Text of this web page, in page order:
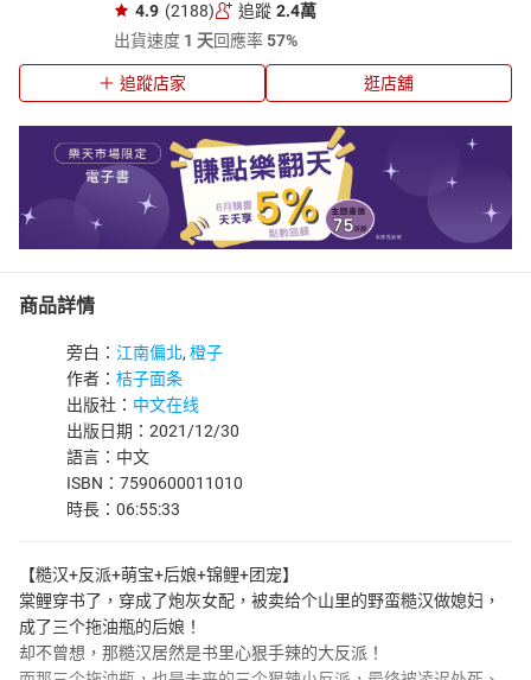
4.9 (2188) 追蹤 2.4萬
出貨速度 1 天回應率57%
追蹤店家 逛店舖
商品詳情
旁白： 江南偏北, 橙子
作者： 桔子面条
出版社： 中文在线
出版日期：2021/12/30
語言：中文
ISBN：7590600011010
時長：06:55:33
【糙汉+反派+萌宝+后娘+锦鲤+团宠】
棠鲤穿书了，穿成了炮灰女配，被卖给个山里的野蛮糙汉做媳妇，
成了三个拖油瓶的后娘！
却不曾想，那糙汉居然是书里心狠手辣的大反派！